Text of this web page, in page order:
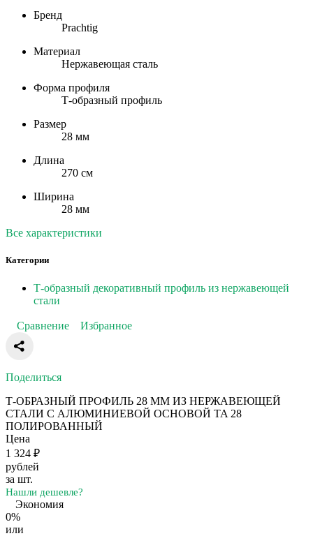
Бренд
Prachtig
Материал
Нержавеющая сталь
Форма профиля
Т-образный профиль
Размер
28 мм
Длина
270 см
Ширина
28 мм
Все характеристики
Категории
Т-образный декоративный профиль из нержавеющей
стали
Сравнение Избранное
Поделиться
Т-ОБРАЗНЫЙ ПРОФИЛЬ 28 ММ ИЗ НЕРЖАВЕЮЩЕЙ
СТАЛИ С АЛЮМИНИЕВОЙ ОСНОВОЙ TA 28
ПОЛИРОВАННЫЙ
Цена
1 324 ₽
рублей
за шт.
Нашли дешевле?
Экономия
0%
или